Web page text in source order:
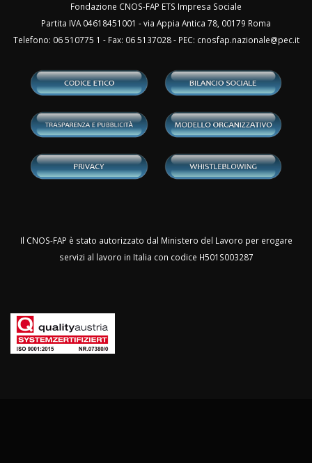
Fondazione CNOS-FAP ETS Impresa Sociale
Partita IVA 04618451001 - via Appia Antica 78, 00179 Roma
Telefono: 06 510775 1 - Fax: 06 5137028 - PEC: cnosfap.nazionale@pec.it
Il CNOS-FAP è stato autorizzato dal Ministero del Lavoro per erogare
servizi al lavoro in Italia con codice H501S003287